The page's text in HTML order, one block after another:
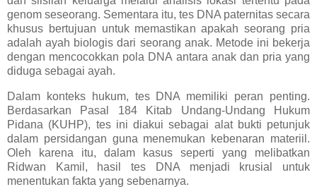
genom seseorang. Sementara itu, tes DNA paternitas secara
khusus bertujuan untuk memastikan apakah seorang pria
adalah ayah biologis dari seorang anak. Metode ini bekerja
dengan mencocokkan pola DNA antara anak dan pria yang
diduga sebagai ayah.
Dalam konteks hukum, tes DNA memiliki peran penting.
Berdasarkan Pasal 184 Kitab Undang-Undang Hukum
Pidana (KUHP), tes ini diakui sebagai alat bukti petunjuk
dalam persidangan guna menemukan kebenaran materiil.
Oleh karena itu, dalam kasus seperti yang melibatkan
Ridwan Kamil, hasil tes DNA menjadi krusial untuk
menentukan fakta yang sebenarnya.